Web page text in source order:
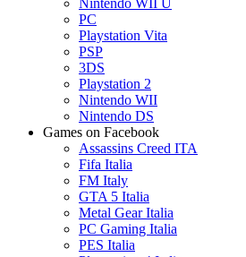
Nintendo WII U
PC
Playstation Vita
PSP
3DS
Playstation 2
Nintendo WII
Nintendo DS
Games on Facebook
Assassins Creed ITA
Fifa Italia
FM Italy
GTA 5 Italia
Metal Gear Italia
PC Gaming Italia
PES Italia